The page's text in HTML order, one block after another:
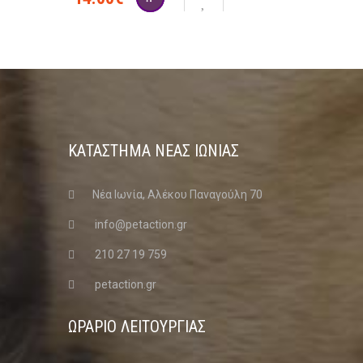
ΚΑΤΑΣΤΗΜΑ ΝΈΑΣ ΙΩΝΊΑΣ
Νέα Ιωνία, Αλέκου Παναγούλη 70
info@petaction.gr
210 27 19 759
petaction.gr
ΩΡΑΡΙΟ ΛΕΙΤΟΥΡΓΙΑΣ